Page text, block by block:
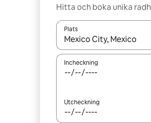
Hitta och boka unika
Plats
När resultaten är
Incheckning
Utcheckning